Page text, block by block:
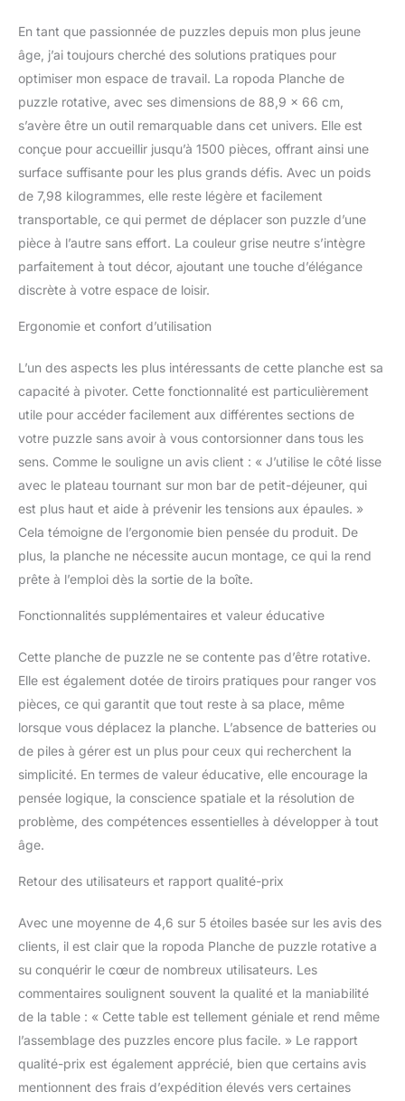
support inclinable et un
tapis de couverture de
puzzle en feutre. Design
léger et surface lisse : ne
pesant que 4,4 kg, la
planche de puzzle
ropoda est fabriquée en
bois dur de qualité
supérieure, en plastique
ABS et en aluminium, ce
qui la rend plus robuste
et plus durable que les
traditionnelles. Facile à
transporter et à déplacer.
et lisse de la table de
facile à nettoyer. Tiroirs
de tri et durables : quatre
grands tiroirs coulissants
classer les puzzles par
couleur/section. Ces
tiroirs disposent d'un
séparateur en forme de
pièces de puzzle de
tomber, même
lorsqu'elles sont
La planche de puzzle
processus de résolution
de puzzle plus efficace et
facile. 1500 pièces : les
tables de puzzle ropoda
pour adultes mesurent
88,9 x 66 cm, pouvant
accueillir jusqu'à 1 500
parfaites pour les
amateurs de puzzles qui
table de puzzle est
cadeau idéal. ropoda
Help : la satisfaction du
client est notre première
priorité. Si vous avez des
questions, n'hésitez pas
à nous contacter et nous
sommes prêts à vous
En tant que passionnée de puzzles depuis mon plus jeune
âge, j’ai toujours cherché des solutions pratiques pour
optimiser mon espace de travail. La ropoda Planche de
puzzle rotative, avec ses dimensions de 88,9 x 66 cm,
s’avère être un outil remarquable dans cet univers. Elle est
conçue pour accueillir jusqu’à 1500 pièces, offrant ainsi une
surface suffisante pour les plus grands défis. Avec un poids
de 7,98 kilogrammes, elle reste légère et facilement
transportable, ce qui permet de déplacer son puzzle d’une
pièce à l’autre sans effort. La couleur grise neutre s’intègre
parfaitement à tout décor, ajoutant une touche d’élégance
discrète à votre espace de loisir.
Ergonomie et confort d’utilisation
L’un des aspects les plus intéressants de cette planche est sa
capacité à pivoter. Cette fonctionnalité est particulièrement
utile pour accéder facilement aux différentes sections de
votre puzzle sans avoir à vous contorsionner dans tous les
sens. Comme le souligne un avis client : « J’utilise le côté lisse
avec le plateau tournant sur mon bar de petit-déjeuner, qui
est plus haut et aide à prévenir les tensions aux épaules. »
Cela témoigne de l’ergonomie bien pensée du produit. De
plus, la planche ne nécessite aucun montage, ce qui la rend
prête à l’emploi dès la sortie de la boîte.
Fonctionnalités supplémentaires et valeur éducative
Cette planche de puzzle ne se contente pas d’être rotative.
Elle est également dotée de tiroirs pratiques pour ranger vos
pièces, ce qui garantit que tout reste à sa place, même
lorsque vous déplacez la planche. L’absence de batteries ou
de piles à gérer est un plus pour ceux qui recherchent la
simplicité. En termes de valeur éducative, elle encourage la
pensée logique, la conscience spatiale et la résolution de
problème, des compétences essentielles à développer à tout
âge.
Retour des utilisateurs et rapport qualité-prix
Avec une moyenne de 4,6 sur 5 étoiles basée sur les avis des
clients, il est clair que la ropoda Planche de puzzle rotative a
su conquérir le cœur de nombreux utilisateurs. Les
commentaires soulignent souvent la qualité et la maniabilité
de la table : « Cette table est tellement géniale et rend même
l’assemblage des puzzles encore plus facile. » Le rapport
qualité-prix est également apprécié, bien que certains avis
mentionnent des frais d’expédition élevés vers certaines